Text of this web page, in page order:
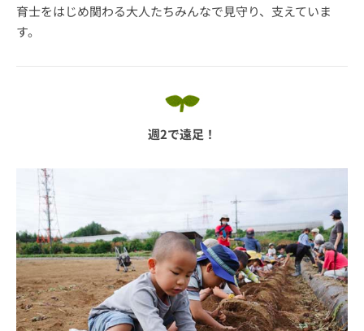
育士をはじめ関わる大人たちみんなで見守り、支えていま
す。
週2で遠足！